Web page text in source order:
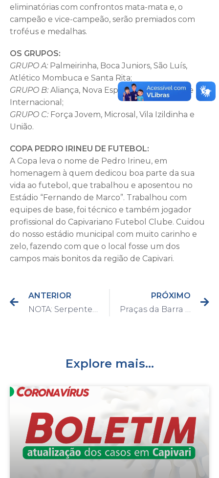
eliminatórias com confrontos mata-mata e, o
campeão e vice-campeão, serão premiados com
troféus e medalhas.
OS GRUPOS:
GRUPO A: Palmeirinha, Boca Juniors, São Luís,
Atlético Mombuca e Santa Rita;
GRUPO B: Aliança, Nova Esperança, Vera Cruz e
Internacional;
GRUPO C: Força Jovem, Microsal, Vila Izildinha e
União.
COPA PEDRO IRINEU DE FUTEBOL:
A Copa leva o nome de Pedro Irineu, em
homenagem à quem dedicou boa parte da sua
vida ao futebol, que trabalhou e aposentou no
Estádio “Fernando de Marco”. Trabalhou com
equipes de base, foi técnico e também jogador
profissional do Capivariano Futebol Clube. Cuidou
do nosso estádio municipal com muito carinho e
zelo, fazendo com que o local fosse um dos
campos mais bonitos da região de Capivari.
ANTERIOR
PRÓXIMO
Explore mais...